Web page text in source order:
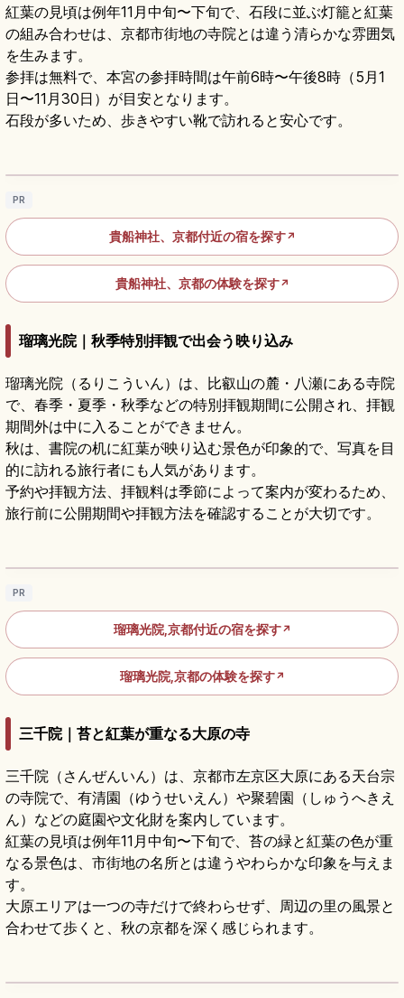
紅葉の見頃は例年11月中旬〜下旬で、石段に並ぶ灯籠と紅葉
の組み合わせは、京都市街地の寺院とは違う清らかな雰囲気
を生みます。
参拝は無料で、本宮の参拝時間は午前6時〜午後8時（5月1
日〜11月30日）が目安となります。
石段が多いため、歩きやすい靴で訪れると安心です。
貴船神社の見どころ｜水占みくじ・三社詣・
PR
貴船神社、京都付近の宿を探す↗
貴船神社、京都の体験を探す↗
瑠璃光院｜秋季特別拝観で出会う映り込み
瑠璃光院（るりこういん）は、比叡山の麓・八瀬にある寺院
で、春季・夏季・秋季などの特別拝観期間に公開され、拝観
期間外は中に入ることができません。
秋は、書院の机に紅葉が映り込む景色が印象的で、写真を目
的に訪れる旅行者にも人気があります。
予約や拝観方法、拝観料は季節によって案内が変わるため、
旅行前に公開期間や拝観方法を確認することが大切です。
瑠璃光院の見どころ｜書院リフレクションと
PR
瑠璃光院,京都付近の宿を探す↗
瑠璃光院,京都の体験を探す↗
三千院｜苔と紅葉が重なる大原の寺
三千院（さんぜんいん）は、京都市左京区大原にある天台宗
の寺院で、有清園（ゆうせいえん）や聚碧園（しゅうへきえ
ん）などの庭園や文化財を案内しています。
紅葉の見頃は例年11月中旬〜下旬で、苔の緑と紅葉の色が重
なる景色は、市街地の名所とは違うやわらかな印象を与えま
す。
大原エリアは一つの寺だけで終わらせず、周辺の里の風景と
合わせて歩くと、秋の京都を深く感じられます。
大原三千院の見どころ｜庭園とわらべ地蔵を